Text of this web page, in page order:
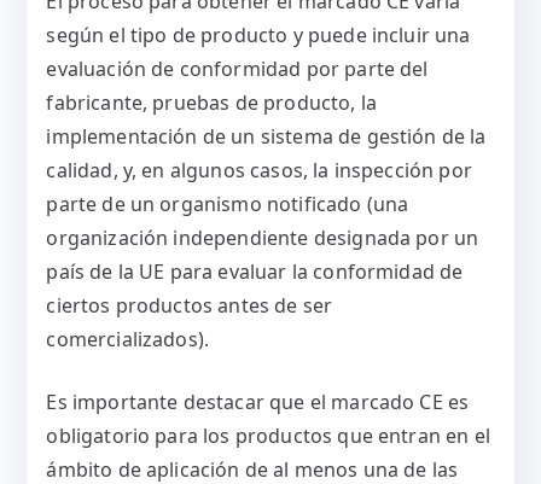
según el tipo de producto y puede incluir una
evaluación de conformidad por parte del
fabricante, pruebas de producto, la
implementación de un sistema de gestión de la
calidad, y, en algunos casos, la inspección por
parte de un organismo notificado (una
organización independiente designada por un
país de la UE para evaluar la conformidad de
ciertos productos antes de ser
comercializados).
Es importante destacar que el marcado CE es
obligatorio para los productos que entran en el
ámbito de aplicación de al menos una de las